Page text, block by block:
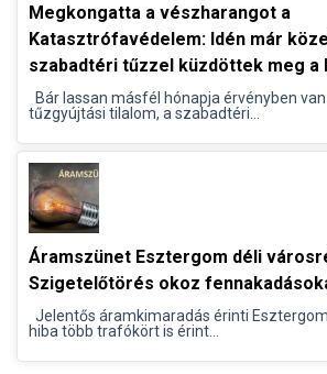
Megkongatta a vészharangot a
Katasztrófavédelem: Idén már
szabadtéri tűzzel küzdöttek meg a
Bár lassan másfél hónapja érvényben
tűzgyújtási tilalom, a szabadtéri...
Áramszünet Esztergom déli
Szigetelőtörés okoz
Jelentős áramkimaradás érinti
hiba több trafókört is érint...